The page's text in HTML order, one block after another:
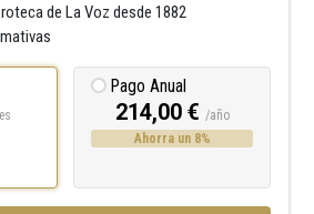
de La Voz desde 1882
Pago Anual
214,00 € /año
Ahorra un 8%